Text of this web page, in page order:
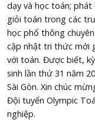
dạy và học toán; phát
giỏi toán trong các
học phổ thông
cập nhật tri thức mới
với toán. Được biết,
sinh lần thứ 31 năm
Sài Gòn. Xin chúc
Đội tuyển Olympic
nghiệp.